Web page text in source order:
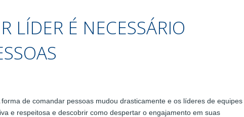
LÍDER É NECESSÁRIO
de comandar pessoas mudou drasticamente e os líderes de equipes
e respeitosa e descobrir como despertar o engajamento em suas